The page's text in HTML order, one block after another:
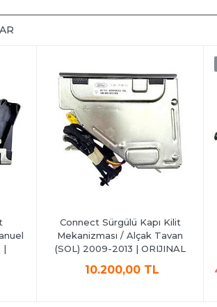
|
Connect Sürgülü Kapı Kilit
Mekanizması / Alçak Tavan
(SOL) 2009-2013 | ORIJINAL
10.200,00 TL